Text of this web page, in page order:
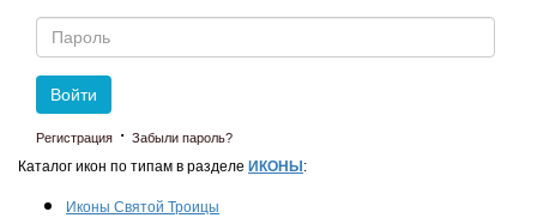
Пароль
Войти
Регистрация · Забыли пароль?
Каталог икон по типам в разделе ИКОНЫ :
Иконы Святой Троицы